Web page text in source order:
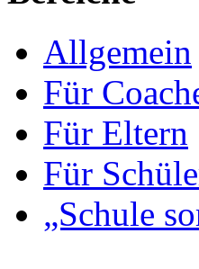
Allgemein
Für
Für Eltern
Für
„Schule